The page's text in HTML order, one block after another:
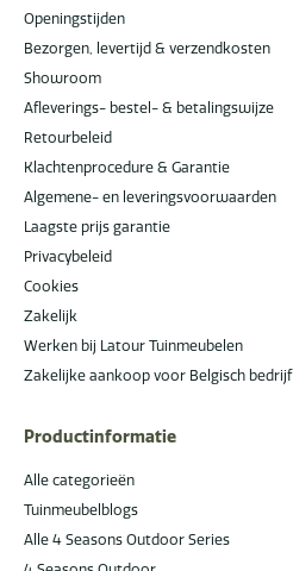
Openingstijden
Bezorgen, levertijd & verzendkosten
Showroom
Afleverings- bestel- & betalingswijze
Retourbeleid
Klachtenprocedure & Garantie
Algemene- en leveringsvoorwaarden
Laagste prijs garantie
Privacybeleid
Cookies
Zakelijk
Werken bij Latour Tuinmeubelen
Zakelijke aankoop voor Belgisch bedrijf
Productinformatie
Alle categorieën
Tuinmeubelblogs
Alle 4 Seasons Outdoor Series